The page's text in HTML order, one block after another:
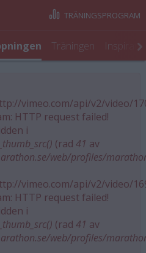
Träningen
TRÄNINGSPROGRAM
vimeo.com/api/v2/video/
HTTP request failed!
i
(rad 41 av
web/profiles/
vimeo.com/api/v2/video/
HTTP request failed!
i
(rad 41 av
web/profiles/